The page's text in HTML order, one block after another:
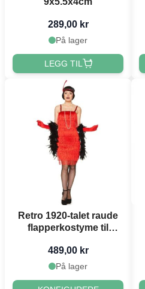
289,00 kr
På lager
LEGG TIL
Retro 1920-talet raude
flapperkostyme til
489,00 kr
På lager